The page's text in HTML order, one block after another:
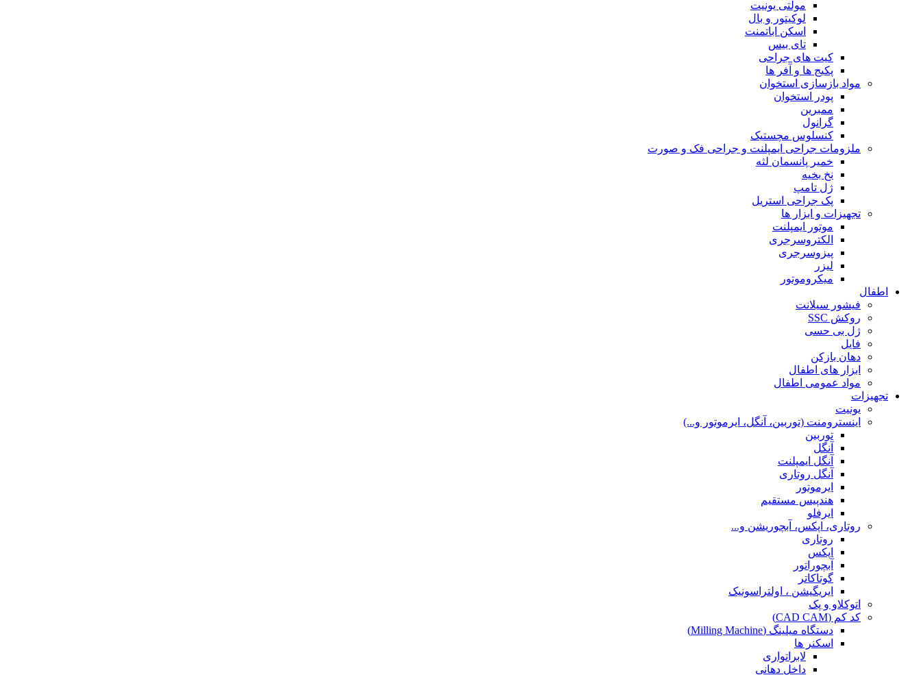
مولتی یونیت
لوکیتور و بال
اسکن اباتمنت
تای بیس
کیت های جراحی
پکیج ها و آفر ها
مواد بازسازی استخوان
پودر استخوان
ممبرین
گرانول
کنسلوس مچستیک
ملزومات جراحی ایمپلنت و جراحی فک و صورت
خمیر پانسمان لثه
نخ بخیه
ژل تامپ
پک جراحی استریل
تجهیزات و ابزار ها
موتور ایمپلنت
الکتروسرجری
پیزوسرجری
لیزر
میکروموتور
اطفال
فیشور سیلانت
روکش SSC
ژل بی حسی
فایل
دهان بازکن
ابزار های اطفال
مواد عمومی اطفال
تجهیزات
یونیت
اینسترومنت (توربین، آنگل، ایرموتور و...)
توربین
آنگل
آنگل ایمپلنت
آنگل روتاری
ایرموتور
هندپیس مستقیم
ایرفلو
روتاری، اپکس، آبچوریشن و...
روتاری
اپکس
آبچوراتور
گوتاکاتر
ایریگیشن ، اولتراسونیک
اتوکلاو و پک
کد کم (CAD CAM)
دستگاه میلینگ (Milling Machine)
اسکنر ها
لابراتواری
داخل دهانی